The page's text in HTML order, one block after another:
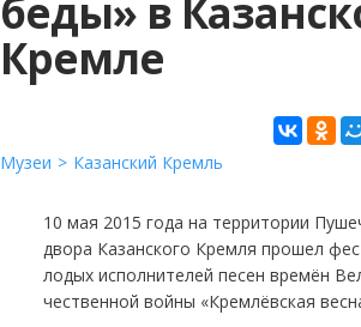
бе­ды» в
Кремле
Музеи Казанский Кремль
10 мая 2015 года на территории
двора Казанского Кремля прошел
ло­дых ис­пол­ни­те­лей пе­сен вре­мён
че­ствен­ной вой­ны «Крем­лёв­ская